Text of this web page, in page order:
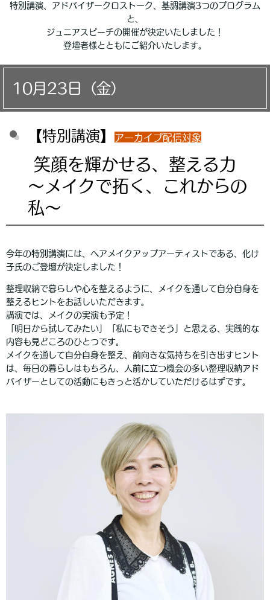
特別講演、アドバイザークロストーク、基調講演3つのプログラム
と、
ジュニアスピーチの開催が決定いたしました！
登壇者様とともにご紹介いたします。
10月23日（金）
【特別講演】 アーカイブ配信対象
笑顔を輝かせる、整える力
～メイクで拓く、これからの
私～
今年の特別講演には、ヘアメイクアップアーティストである、化け
子氏のご登壇が決定しました！
整理収納で暮らしや心を整えるように、メイクを通して自分自身を
整えるヒントをお話しいただきます。
講演では、メイクの実演も予定！
「明日から試してみたい」「私にもできそう」と思える、実践的な
内容も見どころのひとつです。
メイクを通して自分自身を整え、前向きな気持ちを引き出すヒント
は、毎日の暮らしはもちろん、人前に立つ機会の多い整理収納アド
バイザーとしての活動にもきっと活かしていただけるはずです。